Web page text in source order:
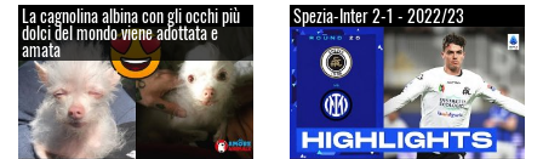
La cagnolina albina con gli occhi più
dolci del mondo viene adottata e
amata
Spezia-Inter 2-1 - 2022/23